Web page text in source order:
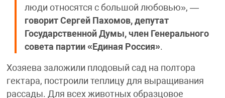
люди относятся с большой любовью», —
говорит Сергей Пахомов, депутат
Государственной Думы, член Генерального
совета партии «Единая Россия».
Хозяева заложили плодовый сад на полтора
гектара, построили теплицу для выращивания
рассады. Для всех животных образцовое